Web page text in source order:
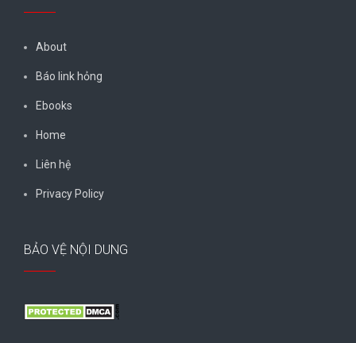
About
Báo link hỏng
Ebooks
Home
Liên hệ
Privacy Policy
BẢO VỆ NỘI DUNG